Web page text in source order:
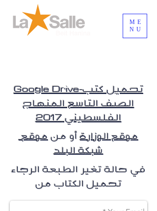
ME
NU
Google Drive-تحميل كتب
الصف التاسع المنهاج
الفلسطيني 2017
موقع الوزارةأو منموقع
شبكة البلد
في حالة تغير الطبعة الرجاء
تحميل الكتاب من